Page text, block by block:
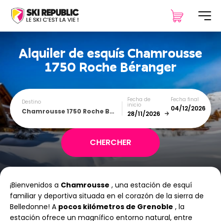
Alquiler de esquís Chamrousse
1750 Roche Béranger
Destino
Chamrousse 1750 Roche Béranger
Fecha de
inicio
Fecha final
SUN MON TUE WED THU FRI SAT
1 2 3 4 5
¡Bienvenidos a Chamrousse , una estación de esquí
familiar y deportiva situada en el corazón de la sierra de
Belledonne! A pocos kilómetros de Grenoble , la
estación ofrece un magnífico entorno natural, entre